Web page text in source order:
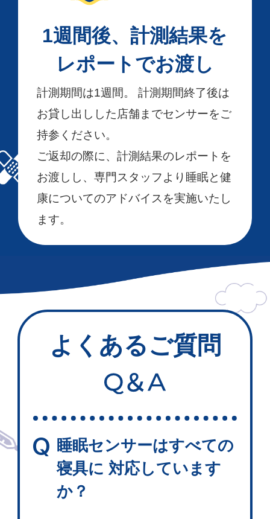
1週間後、計測結果を
レポートでお渡し
計測期間は1週間。 計測期間終了後は
お貸し出しした店舗までセンサーをご
持参ください。
ご返却の際に、計測結果のレポートを
お渡しし、専門スタッフより睡眠と健
康についてのアドバイスを実施いたし
ます。
よくあるご質問
Q 睡眠センサーはすべての
寝具に 対応しています
か？